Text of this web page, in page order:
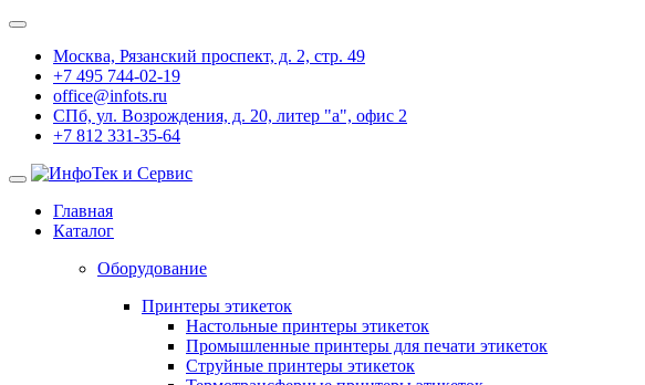
Москва, Рязанский проспект, д. 2, стр. 49
+7 495 744-02-19
office@infots.ru
СПб, ул. Возрождения, д. 20, литер "a", офис 2
+7 812 331-35-64
Главная
Каталог
Оборудование
Принтеры этикеток
Настольные принтеры этикеток
Промышленные принтеры для печати этикеток
Струйные принтеры этикеток